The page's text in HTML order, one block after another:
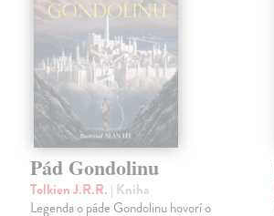
Pád Gondolinu
Tolkien J.R.R. | Kniha
Legenda o páde Gondolinu hovorí o